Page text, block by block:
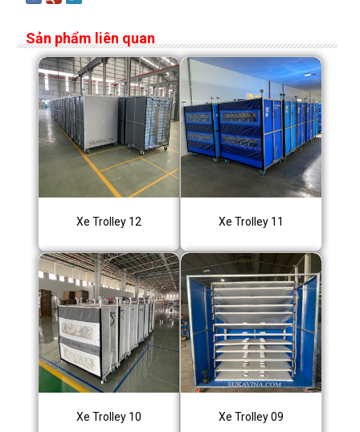
Sản phẩm liên quan
Xe Trolley 12 Xe Trolley 11
Xe Trolley 10 Xe Trolley 09